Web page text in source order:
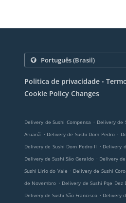
Politica de privacidade .
Cookie Policy Changes
Delivery de Sushi Compensa . Delivery de
Aruanã . Delivery de Sushi Dom Pedro .
Delivery de Sushi Dom Pedro II . Delivery
Delivery de Sushi São Geraldo . Delivery
Sushi Lírio do Vale . Delivery de Sushi
de Novembro . Delivery de Sushi Pqe Dez
Delivery de Sushi São Francisco . Delivery